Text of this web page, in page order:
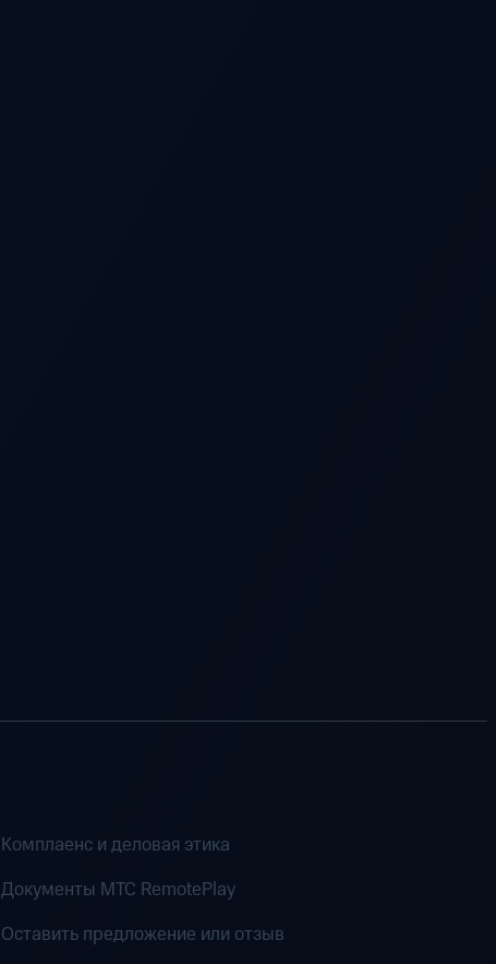
Комплаенс и деловая этика
Документы MTC RemotePlay
Оставить предложение или отзыв